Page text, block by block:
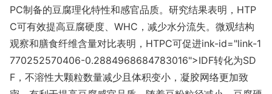
PC制备的豆腐理化特性和感官品质。研究结果表明，HTP
C可有效提高豆腐硬度、WHC，减少水分流失。微观结构
观察和膳食纤维含量对比表明，HTPC可促进ink-id="link-1
770252570406-0.2884968684783016">IDF转化为SD
F，不溶性大颗粒数量减少且体积变小，凝胶网络更加致